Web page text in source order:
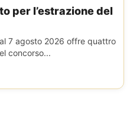
per l’estrazione del
7 agosto 2026 offre quattro
concorso...